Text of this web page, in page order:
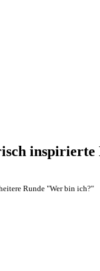
Runde "Wer bin ich?"